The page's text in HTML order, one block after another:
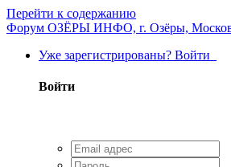
Перейти к содержанию
Форум ОЗЁРЫ ИНФО, г. Озёры,
Уже зарегистрированы? Войти
Войти